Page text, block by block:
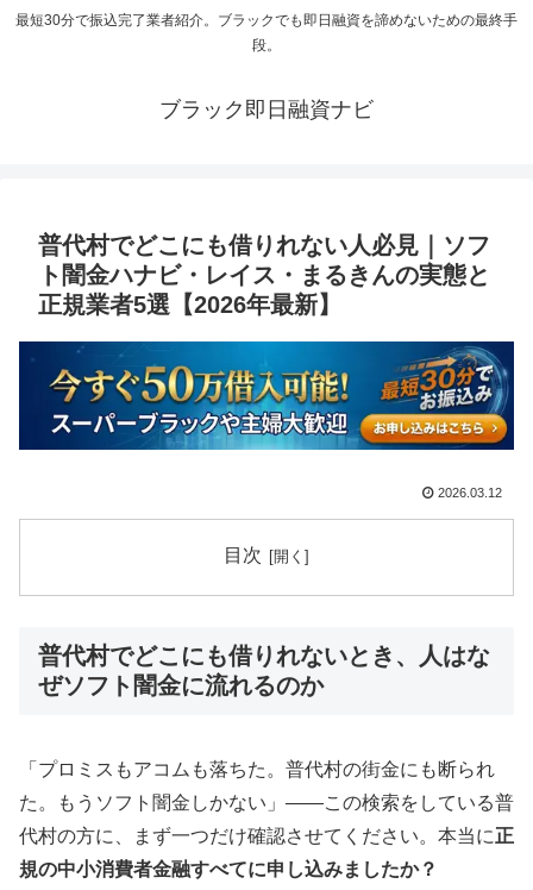
最短30分で振込完了業者紹介。ブラックでも即日融資を諦めないための最終手
段。
ブラック即日融資ナビ
普代村でどこにも借りれない人必見｜ソフ
ト闇金ハナビ・レイス・まるきんの実態と
正規業者5選【2026年最新】
2026.03.12
目次
普代村でどこにも借りれないとき、人はな
ぜソフト闇金に流れるのか
「プロミスもアコムも落ちた。普代村の街金にも断られ
た。もうソフト闇金しかない」——この検索をしている普
代村の方に、まず一つだけ確認させてください。本当に正
規の中小消費者金融すべてに申し込みましたか？